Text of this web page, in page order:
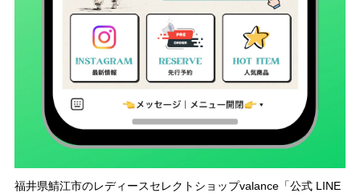
福井県鯖江市のレディースセレクトショップvalance「公式 LINE